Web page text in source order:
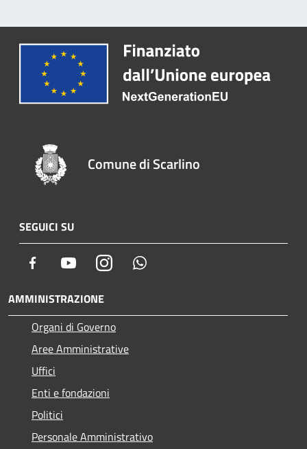
Comune di Scarlino
SEGUICI SU
Facebook YoutubeInstagram
AMMINISTRAZIONE
Organi di Governo
Aree Amministrative
Uffici
Enti e fondazioni
Politici
Personale Amministrativo